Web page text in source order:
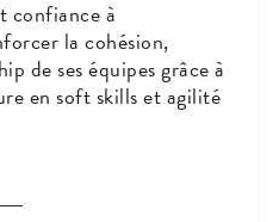
confiance à
la cohésion,
de ses équipes grâce à
en soft skills et agilité